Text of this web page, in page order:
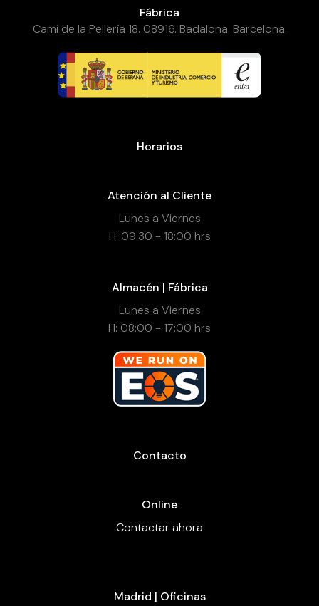
Fábrica
Camí de la Pellería 18. 08916. Badalona. Barcelona.
Horarios
Atención al Cliente
Lunes a Viernes
H: 09:30 - 18:00 hrs
Almacén | Fábrica
Lunes a Viernes
H: 08:00 - 17:00 hrs
Contacto
Online
Contactar ahora
Madrid | Oficinas